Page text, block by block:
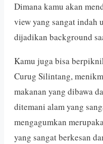
Dimana kamu akan
view yang sangat indah
dijadikan background
Kamu juga bisa
Curug Silintang,
makanan yang dibawa
ditemani alam yang
mengagumkan
yang sangat berkesan